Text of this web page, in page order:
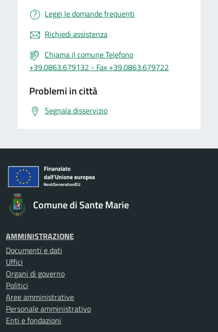
Leggi le domande frequenti
Richiedi assistenza
Chiama il comune Telefono
+39.0863.679132 - Fax +39.0863.679722
Problemi in città
Segnala disservizio
Comune di Sante Marie
AMMINISTRAZIONE
Documenti e dati
Uffici
Organi di governo
Politici
Aree amministrative
Personale amministrativo
Enti e fondazioni